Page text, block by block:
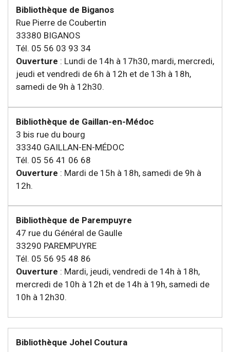
Bibliothèque de Biganos
Rue Pierre de Coubertin
33380 BIGANOS
Tél. 05 56 03 93 34
Ouverture : Lundi de 14h à 17h30, mardi, mercredi,
jeudi et vendredi de 6h à 12h et de 13h à 18h,
samedi de 9h à 12h30.
Bibliothèque de Gaillan-en-Médoc
3 bis rue du bourg
33340 GAILLAN-EN-MÉDOC
Tél. 05 56 41 06 68
Ouverture : Mardi de 15h à 18h, samedi de 9h à
12h.
Bibliothèque de Parempuyre
47 rue du Général de Gaulle
33290 PAREMPUYRE
Tél. 05 56 95 48 86
Ouverture : Mardi, jeudi, vendredi de 14h à 18h,
mercredi de 10h à 12h et de 14h à 19h, samedi de
10h à 12h30.
Bibliothèque Johel Coutura